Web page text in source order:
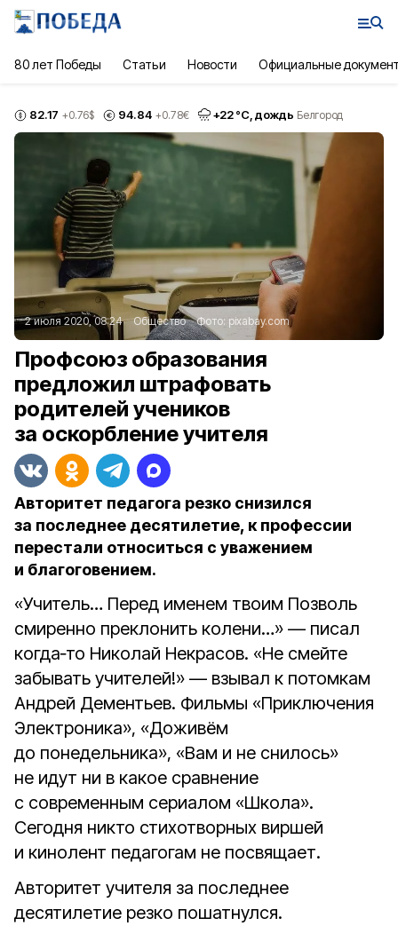
80 лет Победы Статьи Новости Официальные
82.17 +0.76$ 94.84 +0.78€ +22°С, дождь Белгород
2 июля 2020, 08:24 Общество Фото: pixabay.com
Профсоюз образования
предложил штрафовать
родителей учеников
за оскорбление учителя
Авторитет педагога резко снизился
за последнее десятилетие, к профессии
перестали относиться с уважением
и благоговением.
«Учитель… Перед именем твоим Позволь
смиренно преклонить колени…» — писал
когда‑то Николай Некрасов. «Не смейте
забывать учителей!» — взывал к потомкам
Андрей Дементьев. Фильмы «Приключения
Электроника», «Доживём
до понедельника», «Вам и не снилось»
не идут ни в какое сравнение
с современным сериалом «Школа».
Сегодня никто стихотворных виршей
и кинолент педагогам не посвящает.
Авторитет учителя за последнее
десятилетие резко пошатнулся.